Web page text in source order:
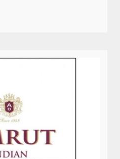
的江井ヶ嶋酒造
該酒廠成立於 1888